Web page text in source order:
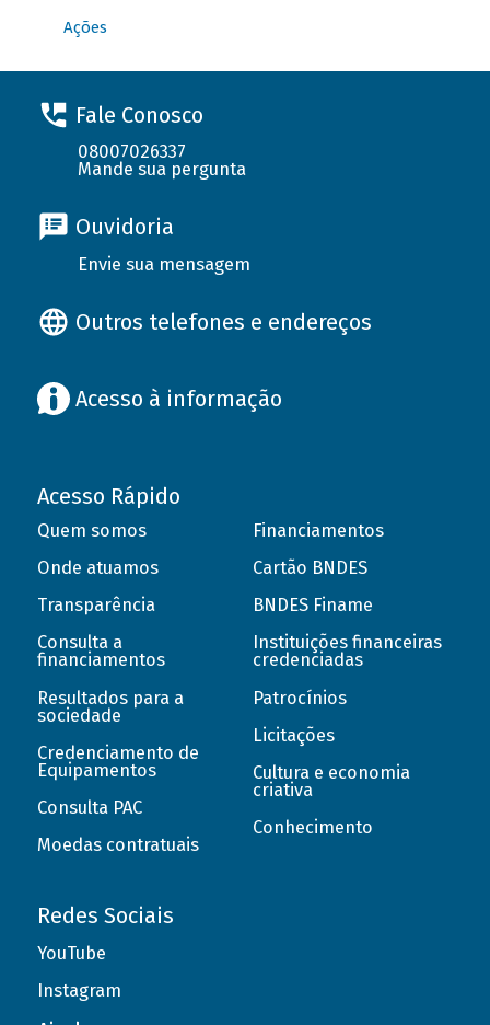
Ações
Fale Conosco
08007026337
Mande sua pergunta
Ouvidoria
Envie sua mensagem
Outros telefones e endereços
Acesso à informação
Acesso Rápido
Quem somos
Onde atuamos
Transparência
Consulta a
financiamentos
Resultados para a
sociedade
Credenciamento de
Equipamentos
Consulta PAC
Moedas contratuais
Financiamentos
Cartão BNDES
BNDES Finame
Instituições financeiras
credenciadas
Patrocínios
Licitações
Cultura e economia
criativa
Conhecimento
Redes Sociais
YouTube
Instagram